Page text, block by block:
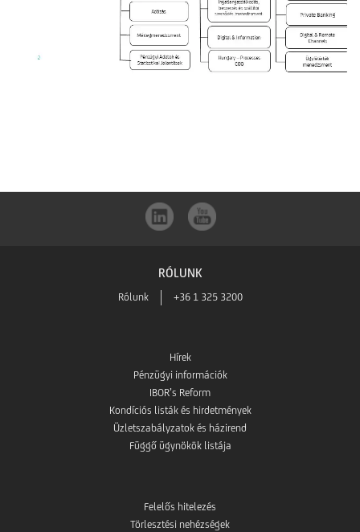
RÓLUNK
Rólunk +36 1 325 3200
Hírek
Pénzügyi információk
IBOR’s Reform
Kondíciós listák és hirdetmények
Üzletszabályzatok és házirend
Függő ügynökök listája
Felelős hitelezés
Törlesztési nehézségek